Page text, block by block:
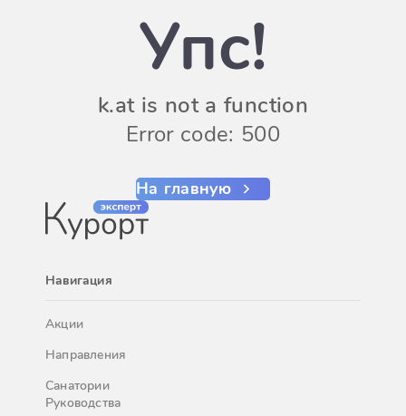
Упс!
k.at is not a function
Error code: 500
На главную
Навигация
Акции
Направления
Санатории
Руководства